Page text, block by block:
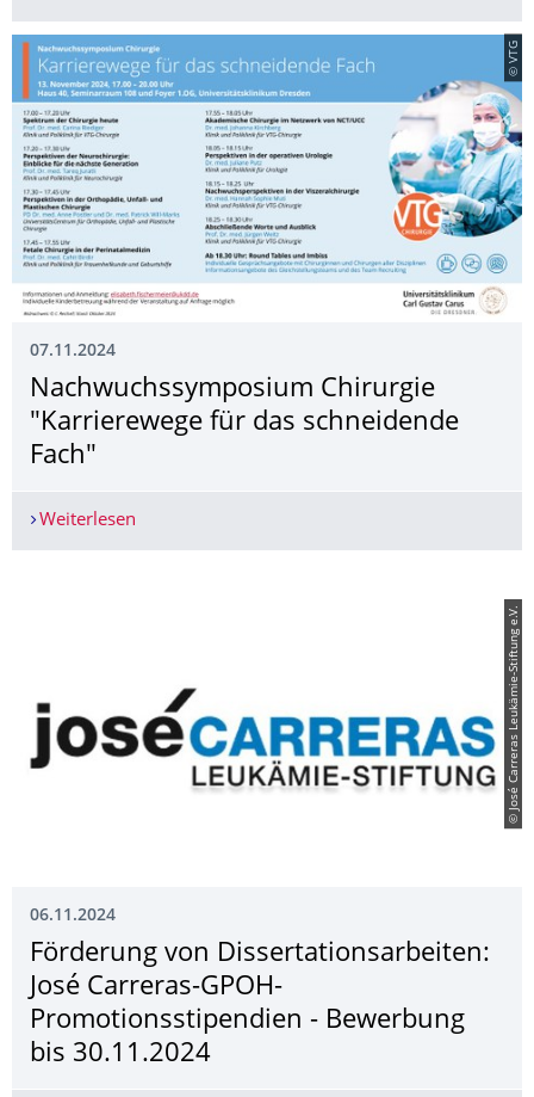
© VTG
07.11.2024
Nachwuchssymposium Chirurgie
"Karrierewege für das schneidende
Fach"
Weiterlesen
© José Carreras Leukämie-Stiftung e.V.
06.11.2024
Förderung von Dissertationsar­beiten:
José Carreras-GPOH-
Promotionsstipen­dien - Bewerbung
bis 30.11.2024